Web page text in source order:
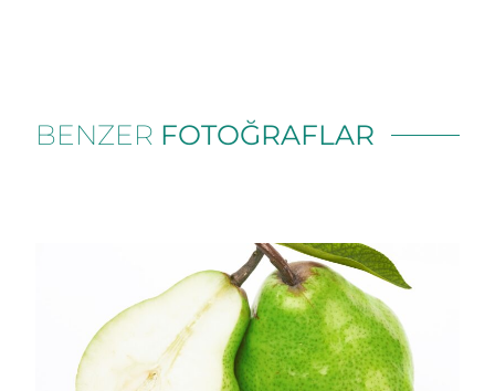
BENZER FOTOĞRAFLAR